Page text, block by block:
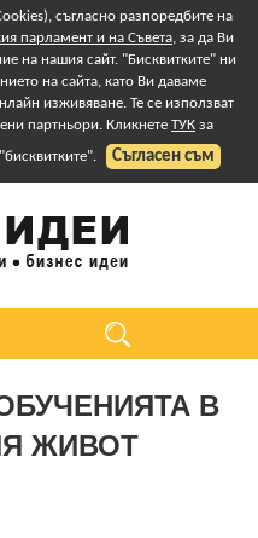
съгласно разпоредбите на
парламент и на Съвета, за да Ви
на нашия сайт. "Бисквитките" ни
на сайта, като Ви даваме
изживяване. Те се използват
партньори. Кликнете ТУК за
Съгласен съм
В
ЖИВОТ